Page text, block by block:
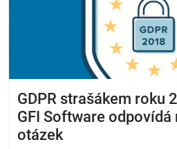
GDPR strašákem roku
GFI Software
otázek